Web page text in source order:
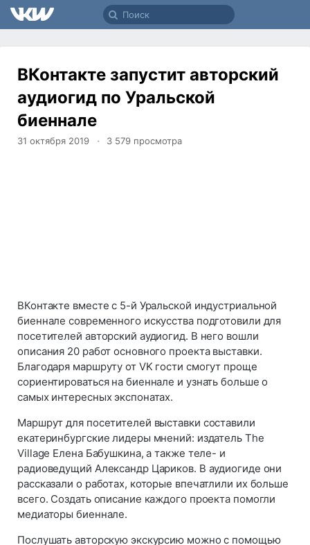
ВКонтакте запустит авторский
аудиогид по Уральской
биеннале
31 октября 2019 3 579 просмотра
ВКонтакте вместе с 5-й Уральской индустриальной
биеннале современного искусства подготовили для
посетителей авторский аудиогид. В него вошли
описания 20 работ основного проекта выставки.
Благодаря маршруту от VK гости смогут проще
сориентироваться на биеннале и узнать больше о
самых интересных экспонатах.
Маршрут для посетителей выставки составили
екатеринбургские лидеры мнений: издатель The
Village Елена Бабушкина, а также теле- и
радиоведущий Александр Цариков. В аудиогиде они
рассказали о работах, которые впечатлили их больше
всего. Создать описание каждого проекта помогли
медиаторы биеннале.
Послушать авторскую экскурсию можно с помощью